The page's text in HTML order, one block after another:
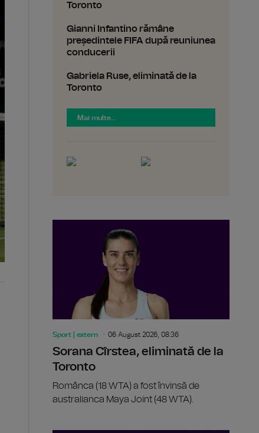
Toronto
Gianni Infantino rămâne
președintele FIFA după reuniunea
conducerii
Gabriela Ruse, eliminată de la
Toronto
Mai multe...
Sport | extern 06 August 2026, 08:36
Sorana Cîrstea, eliminată de la
Toronto
Românca (18 WTA) a fost învinsă de
australianca Maya Joint (48 WTA).